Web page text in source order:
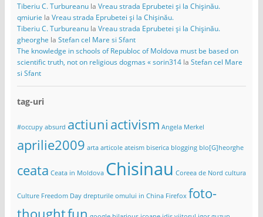
Tiberiu C. Turbureanula Vreau strada Eprubetei și la Chișinău.
qmiurie la Vreau strada Eprubetei și la Chișinău.
Tiberiu C. Turbureanula Vreau strada Eprubetei și la Chișinău.
gheorghe la Stefan cel Mare si Sfant
The knowledge in schools of Republoc of Moldova must be based on
scientific truth, not on religious dogmas « sorin314la Stefan cel Mare
si Sfant
tag-uri
#occupy absurd actiuni activism Angela Merkel
aprilie2009 arta articole ateism biserica blogging blo[G]heorghe
ceata Ceata in Moldova Chisinau Coreea de Nord cultura
Culture Freedom Day drepturile omului in China Firefox foto-